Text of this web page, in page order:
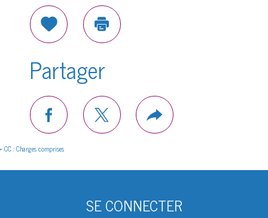
SélectionnerImprimer
Partager
facebooktwitter Plus
de
* CC : Charges comprises
SE CONNECTER